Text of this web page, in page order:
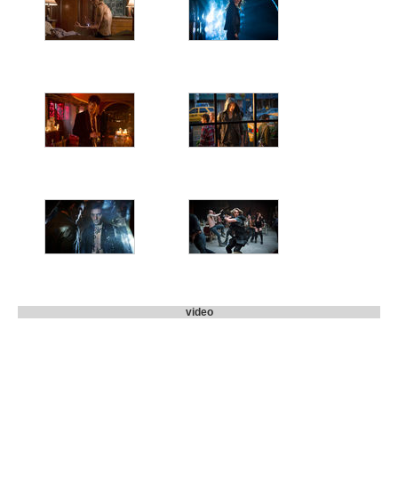
video